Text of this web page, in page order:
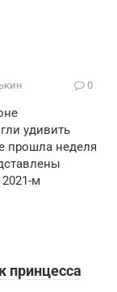
0
удивить
прошла неделя
м
принцесса